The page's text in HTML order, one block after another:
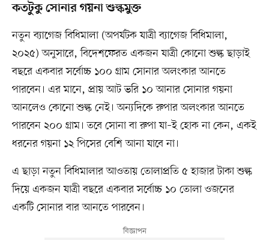
কতটুকু সোনার গয়না শুল্কমুক্ত
নতুন ব্যাগেজ বিধিমালা (অপর্যটক যাত্রী ব্যাগেজ বিধিমালা,
২০২৫) অনুসারে, বিদেশফেরত একজন যাত্রী কোনো শুল্ক ছাড়াই
বছরে একবার সর্বোচ্চ ১০০ গ্রাম সোনার অলংকার আনতে
পারবেন। এর মানে, প্রায় আট ভরি ১০ আনার সোনার গয়না
আনলেও কোনো শুল্ক নেই। অন্যদিকে রুপার অলংকার আনতে
পারবেন ২০০ গ্রাম। তবে সোনা বা রুপা যা–ই হোক না কেন, একই
ধরনের গয়না ১২ পিসের বেশি আনা যাবে না।
এ ছাড়া নতুন বিধিমালার আওতায় তোলাপ্রতি ৫ হাজার টাকা শুল্ক
দিয়ে একজন যাত্রী বছরে একবার সর্বোচ্চ ১০ তোলা ওজনের
একটি সোনার বার আনতে পারবেন।